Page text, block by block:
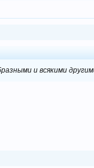
и всякими